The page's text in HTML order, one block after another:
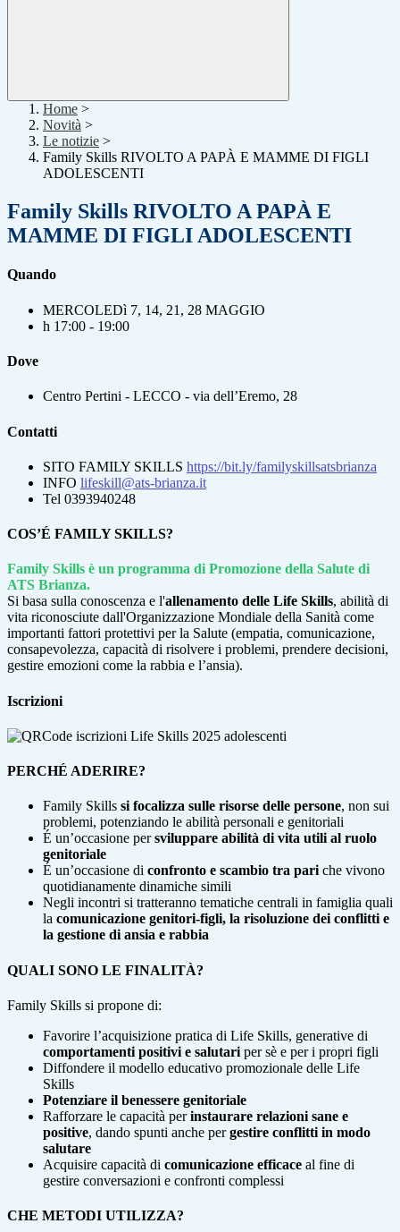
Home >
Novità >
Le notizie >
Family Skills RIVOLTO A PAPÀ E MAMME DI FIGLI
ADOLESCENTI
Family Skills RIVOLTO A PAPÀ E
MAMME DI FIGLI ADOLESCENTI
Quando
MERCOLEDì 7, 14, 21, 28 MAGGIO
h 17:00 - 19:00
Dove
Centro Pertini - LECCO - via dell’Eremo, 28
Contatti
SITO FAMILY SKILLS https://bit.ly/familyskillsatsbrianza
INFO lifeskill@ats-brianza.it
Tel 0393940248
COS’É FAMILY SKILLS?
Family Skills è un programma di Promozione della Salute di
ATS Brianza.
Si basa sulla conoscenza e l'allenamento delle Life Skills, abilità di
vita riconosciute dall'Organizzazione Mondiale della Sanità come
importanti fattori protettivi per la Salute (empatia, comunicazione,
consapevolezza, capacità di risolvere i problemi, prendere decisioni,
gestire emozioni come la rabbia e l’ansia).
Iscrizioni
PERCHÉ ADERIRE?
Family Skills si focalizza sulle risorse delle persone, non sui
problemi, potenziando le abilità personali e genitoriali
É un’occasione persviluppare abilità di vita utili al ruolo
genitoriale
É un’occasione di confronto e scambio tra pariche vivono
quotidianamente dinamiche simili
Negli incontri si tratteranno tematiche centrali in famiglia quali
la comunicazione genitori-figli, la risoluzione dei conflitti e
la gestione di ansia e rabbia
QUALI SONO LE FINALITÀ?
Family Skills si propone di:
Favorire l’acquisizione pratica di Life Skills, generative di
comportamenti positivi e salutari per sè e per i propri figli
Diffondere il modello educativo promozionale delle Life
Skills
Potenziare il benessere genitoriale
Rafforzare le capacità perinstaurare relazioni sane e
positive, dando spunti anche pergestire conflitti in modo
salutare
Acquisire capacità di comunicazione efficace al fine di
gestire conversazioni e confronti complessi
CHE METODI UTILIZZA?